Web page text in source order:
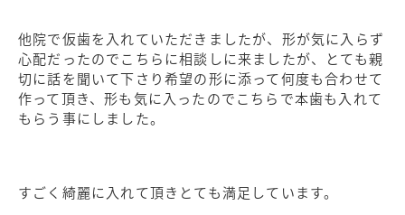
他院で仮歯を入れていただきましたが、形が気に入らず
心配だったのでこちらに相談しに来ましたが、とても親
切に話を聞いて下さり希望の形に添って何度も合わせて
作って頂き、形も気に入ったのでこちらで本歯も入れて
もらう事にしました。
すごく綺麗に入れて頂きとても満足しています。